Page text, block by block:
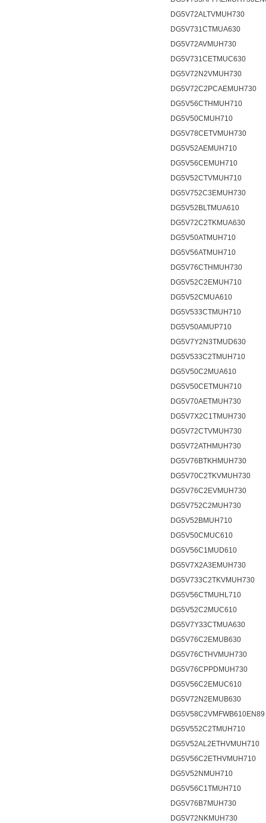
DG5V72ALTVMUH730
DG5V731CTMUA630
DG5V72AVMUH730
DG5V731CETMUC630
DG5V72N2VMUH730
DG5V72C2PCAEMUH730
DG5V56CTHMUH710
DG5V50CMUH710
DG5V78CETVMUH730
DG5V52AEMUH710
DG5V56CEMUH710
DG5V52CTVMUH710
DG5V752C3EMUH730
DG5V52BLTMUA610
DG5V72C2TKMUA630
DG5V50ATMUH710
DG5V56ATMUH710
DG5V76CTHMUH730
DG5V52C2EMUH710
DG5V52CMUA610
DG5V533CTMUH710
DG5V50AMUP710
DG5V7Y2N3TMUD630
DG5V533C2TMUH710
DG5V50C2MUA610
DG5V50CETMUH710
DG5V70AETMUH730
DG5V7X2C1TMUH730
DG5V72CTVMUH730
DG5V72ATHMUH730
DG5V76BTKHMUH730
DG5V70C2TKVMUH730
DG5V76C2EVMUH730
DG5V752C2MUH730
DG5V52BMUH710
DG5V50CMUC610
DG5V56C1MUD610
DG5V7X2A3EMUH730
DG5V733C2TKVMUH730
DG5V56CTMUHL710
DG5V52C2MUC610
DG5V7Y33CTMUA630
DG5V76C2EMUB630
DG5V76CTHVMUH730
DG5V76CPPDMUH730
DG5V56C2EMUC610
DG5V72N2EMUB630
DG5V58C2VMFWB610EN89
DG5V552C2TMUH710
DG5V52AL2ETHVMUH710
DG5V56C2ETHVMUH710
DG5V52NMUH710
DG5V56C1TMUH710
DG5V76B7MUH730
DG5V72NKMUH730